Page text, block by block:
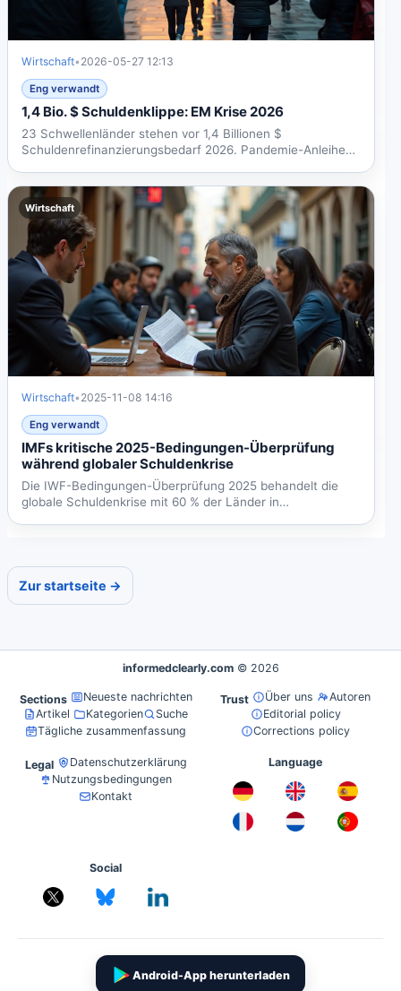
Wirtschaft• 2026-05-27 12:13
Eng verwandt
1,4 Bio. $ Schuldenklippe: EM Krise 2026
23 Schwellenländer stehen vor 1,4 Billionen $
Schuldenrefinanzierungsbedarf 2026. Pandemie-Anleihen
Wirtschaft
Wirtschaft• 2025-11-08 14:16
Eng verwandt
IMFs kritische 2025-Bedingungen-Überprüfung
während globaler Schuldenkrise
Die IWF-Bedingungen-Überprüfung 2025 behandelt die
globale Schuldenkrise mit 60 % der Länder in
Zur startseite →
informedclearly.com © 2026
Sections
Neueste nachrichten
Artikel
Kategorien
Suche
Tägliche zusammenfassung
Trust Über uns
Autoren
Editorial policy
Corrections policy
Legal
Datenschutzerklärung
Nutzungsbedingungen
Kontakt
Language
Social
Android-App herunterladen